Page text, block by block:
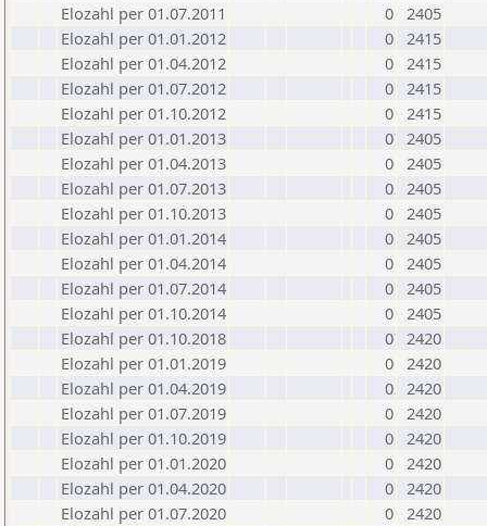
Elozahl per 01.07.2011
0 2405
Elozahl per 01.01.2012
0 2415
Elozahl per 01.04.2012
0 2415
Elozahl per 01.07.2012
0 2415
Elozahl per 01.10.2012
0 2415
Elozahl per 01.01.2013
0 2405
Elozahl per 01.04.2013
0 2405
Elozahl per 01.07.2013
0 2405
Elozahl per 01.10.2013
0 2405
Elozahl per 01.01.2014
0 2405
Elozahl per 01.04.2014
0 2405
Elozahl per 01.07.2014
0 2405
Elozahl per 01.10.2014
0 2405
Elozahl per 01.10.2018
0 2420
Elozahl per 01.01.2019
0 2420
Elozahl per 01.04.2019
0 2420
Elozahl per 01.07.2019
0 2420
Elozahl per 01.10.2019
0 2420
Elozahl per 01.01.2020
0 2420
Elozahl per 01.04.2020
0 2420
Elozahl per 01.07.2020
0 2420